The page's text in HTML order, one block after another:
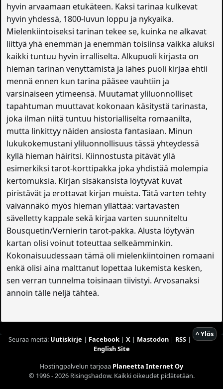
hyvin arvaamaan etukäteen. Kaksi tarinaa kulkevat
hyvin yhdessä, 1800-luvun loppu ja nykyaika.
Mielenkiintoiseksi tarinan tekee se, kuinka ne alkavat
liittyä yhä enemmän ja enemmän toisiinsa vaikka aluksi
kaikki tuntuu hyvin irralliselta. Alkupuoli kirjasta on
hieman tarinan venyttämistä ja lähes puoli kirjaa ehtii
mennä ennen kun tarina pääsee vauhtiin ja
varsinaiseen ytimeensä. Muutamat yliluonnolliset
tapahtuman muuttavat kokonaan käsitystä tarinasta,
joka ilman niitä tuntuu historialliselta romaanilta,
mutta linkittyy näiden ansiosta fantasiaan. Minun
lukukokemustani yliluonnollisuus tässä yhteydessä
kyllä hieman häiritsi. Kiinnostusta pitävät yllä
esimerkiksi tarot-korttipakka joka yhdistää molempia
kertomuksia. Kirjan sisäkansista löytyvät kuvat
piristävät ja erottavat kirjan muista. Tätä varten tehty
vaivannäkö myös hieman yllättää: vartavasten
sävelletty kappale sekä kirjaa varten suunniteltu
Bousquetin/Vernierin tarot-pakka. Alusta löytyvän
kartan olisi voinut toteuttaa selkeämminkin.
Kokonaisuudessaan tämä oli mielenkiintoinen romaani
enkä olisi aina malttanut lopettaa lukemista kesken,
sen verran tunnelma toisinaan tiivistyi. Arvosanaksi
annoin tälle neljä tähteä.
^ Ylös
Seuraa meitä: Uutiskirje | Facebook| X| Mastodon| RSS|
English Site
Hostingpalvelun tarjoaa Planeetta Internet Oy
© 1996 - 2026 Risingshadow. Kaikki oikeudet pidätetään.